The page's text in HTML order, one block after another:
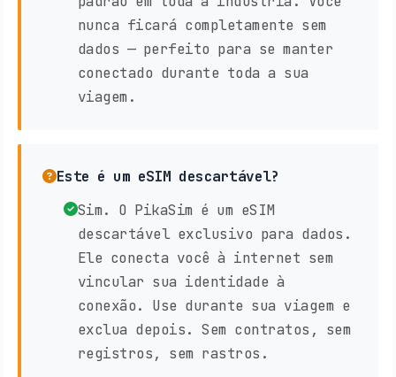
nunca ficará completamente sem
dados — perfeito para se manter
conectado durante toda a sua
viagem.
Este é um eSIM descartável?
Sim. O PikaSim é um eSIM
descartável exclusivo para dados.
Ele conecta você à internet sem
vincular sua identidade à
conexão. Use durante sua viagem e
exclua depois. Sem contratos, sem
registros, sem rastros.